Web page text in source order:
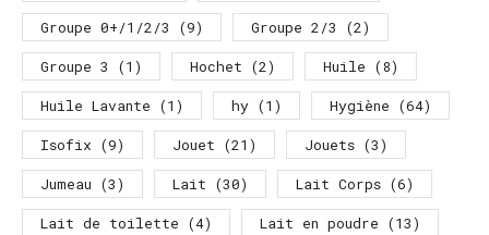
Groupe 0+/1/2/3
(9) Groupe 2/3
(2)
Groupe 3
(1) Hochet (2) Huile (8)
Huile Lavante (1) hy (1) Hygiène (64)
Isofix (9) Jouet (21) Jouets (3)
Jumeau (3) Lait (30) Lait Corps (6)
Lait de toilette (4) Lait en poudre (13)